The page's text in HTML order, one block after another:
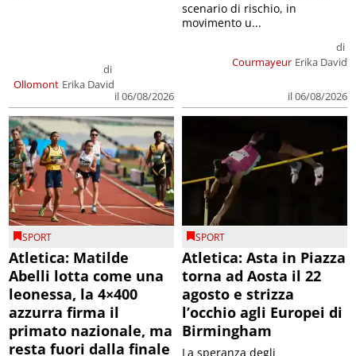
Ollomont
di
Erika David
il 06/08/2026
Courmayeur
di
Erika David
il 06/08/2026
scenario di rischio, in
movimento u...
SPORT
Atletica: Matilde
Abelli lotta come una
leonessa, la 4×400
azzurra firma il
primato nazionale, ma
resta fuori dalla finale
SPORT
Atletica: Asta in Piazza
torna ad Aosta il 22
agosto e strizza
l’occhio agli Europei di
Birmingham
La speranza degli